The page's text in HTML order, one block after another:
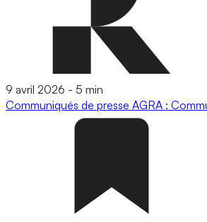
9 avril 2026 - 5 min
Communiqués de presse AGRA :